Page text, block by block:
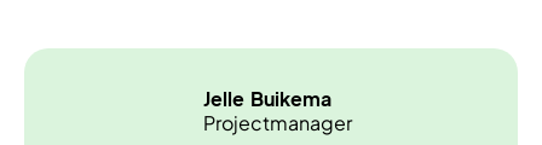
Jelle Buikema
Projectmanager